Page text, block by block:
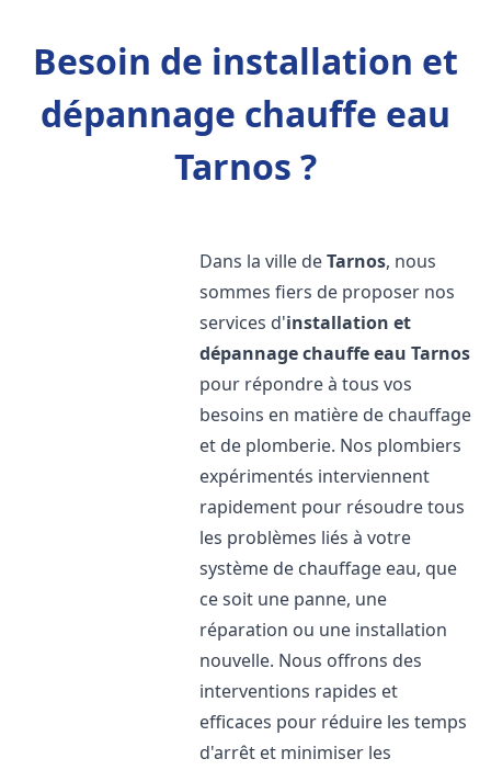
Besoin de installation et
dépannage chauffe eau
Tarnos ?
Dans la ville deTarnos, nous
sommes fiers de proposer nos
services d'installation et
dépannage chauffe eau Tarnos
pour répondre à tous vos
besoins en matière de chauffage
et de plomberie. Nos plombiers
expérimentés interviennent
rapidement pour résoudre tous
les problèmes liés à votre
système de chauffage eau, que
ce soit une panne, une
réparation ou une installation
nouvelle. Nous offrons des
interventions rapides et
efficaces pour réduire les temps
d'arrêt et minimiser les